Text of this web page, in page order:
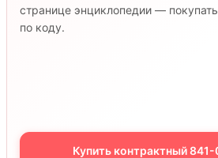
странице энциклопедии —
по коду.
Купить контрактный